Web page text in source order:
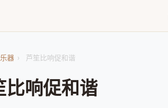
器 › 芦笙比响促和谐
比响促和谐